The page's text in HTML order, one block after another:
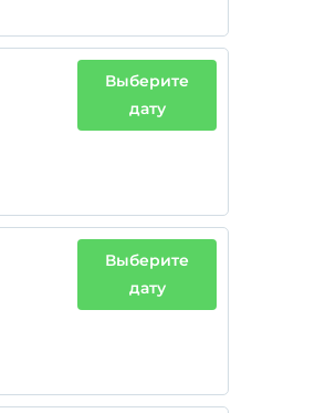
Выберите
дату
Выберите
дату